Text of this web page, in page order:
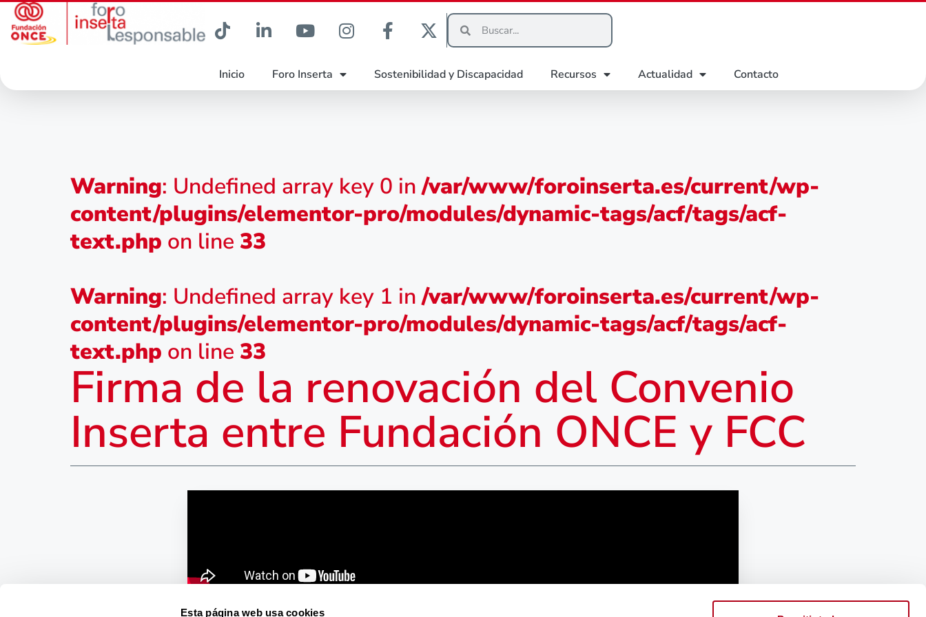
Esta página web usa cookies
Inicio Foro Inserta Sostenibilidad y Discapacidad Recursos Actualidad Contacto
Warning: Undefined array key 0 in/var/www/foroinserta.es/current/wp-
content/plugins/elementor-pro/modules/dynamic-tags/acf/tags/acf-
text.php on line 33
Warning: Undefined array key 1 in/var/www/foroinserta.es/current/wp-
content/plugins/elementor-pro/modules/dynamic-tags/acf/tags/acf-
text.php on line 33
Firma de la renovación del Convenio
Inserta entre Fundación ONCE y FCC